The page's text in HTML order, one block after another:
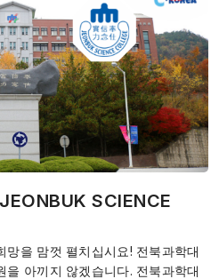
SCIENCE
을 맘껏 펼치십시요! 전북과학대
을 아끼지 않겠습니다. 전북과학대